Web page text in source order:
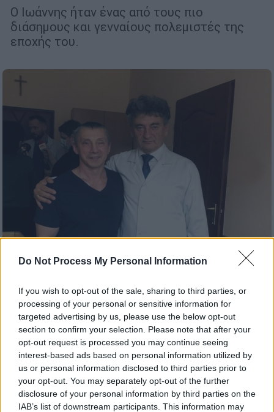
Do Not Process My Personal Information
If you wish to opt-out of the sale, sharing to third parties, or
processing of your personal or sensitive information for
targeted advertising by us, please use the below opt-out
section to confirm your selection. Please note that after your
opt-out request is processed you may continue seeing
interest-based ads based on personal information utilized by
us or personal information disclosed to third parties prior to
your opt-out. You may separately opt-out of the further
disclosure of your personal information by third parties on the
IAB’s list of downstream participants. This information may
Ο Ιωάννης ήταν ένας από τους πιο
διάσημους και γενναίους πολεμιστές της
εποχής του.
Κόσμος|24.12.2023 07:55
Θαύμα τα Χριστούγεννα: Πώς η ρωσική
εισβολή βοήθησε Ουκρανό να βρει ξανά
την όρασή του μετά 36 χρόνια!
Ήταν παραμονή Χριστουγέννων. Ο Σέρχι
κάθισε στο κρεβάτι και προσπάθησε να
σύρει το βλέμμα του στον χώρο του
δωματίου και για πρώτη φορά αντίκρισε τη
γυναίκα του!